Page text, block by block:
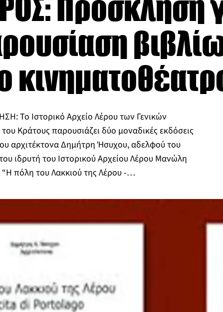
Το Ιστορικό Αρχείο Λέρου των Γενικών
Κράτους παρουσιάζει δύο μοναδικές εκδόσεις
αρχιτέκτονα Δημήτρη Ήσυχου, αδελφού του
ιδρυτή του Ιστορικού Αρχείου Λέρου Μανώλη
πόλη του Λακκιού της Λέρου -…